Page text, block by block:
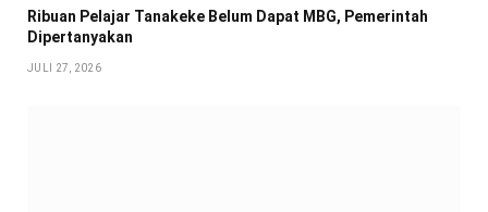
Ribuan Pelajar Tanakeke Belum Dapat MBG, Pemerintah
Dipertanyakan
JULI 27, 2026